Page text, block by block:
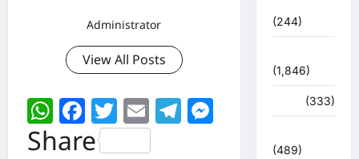
Administrator
View All Posts
WhatsApp
Facebook
Twitter
EmailTelegram
Messenger
Share
(244)
(1,846)
(333)
(489)